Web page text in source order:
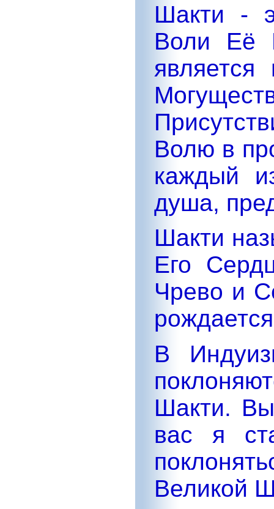
Шакти -
Воли Её
Волю в
каждый
душа,
Шакти
Его
Чрево и
В
Шакти.
вас я
Великой